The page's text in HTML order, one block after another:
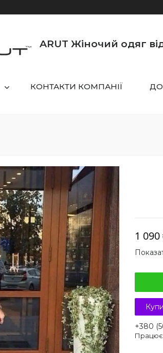
ARUT Жіночий одяг
КОНТАКТИ КОМПАНІЇ
1 090
+380